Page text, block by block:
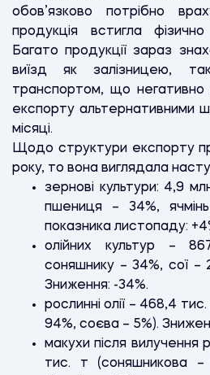
обов’язково потрібно
продукція встигла
Багато продукції зараз
виїзд як залізницею,
транспортом, що негативно
експорту альтернативними
місяці.
Щодо структури експорту
року, то вона виглядала
зернові культури: 4,9
пшениця – 34%,
показника листопаду:
олійних культур –
соняшнику – 34%, сої –
Зниження: -34%.
рослинні олії – 468,4
94%, соєва – 5%).
макухи після вилучення
тис. т (соняшникова